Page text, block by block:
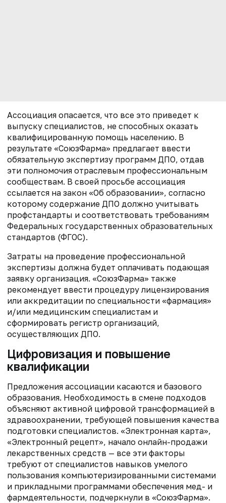
Ассоциация опасается, что все это приведет к
выпуску специалистов, не способных оказать
квалифицированную помощь населению. В
результате «СоюзФарма» предлагает ввести
обязательную экспертизу программ ДПО, отдав
эти полномочия отраслевым профессиональным
сообществам. В своей просьбе ассоциация
ссылается на закон «Об образовании», согласно
которому содержание ДПО должно учитывать
профстандарты и соответствовать требованиям
Федеральных государственных образовательных
стандартов (ФГОС).
Затраты на проведение профессиональной
экспертизы должна будет оплачивать подающая
заявку организация. «СоюзФарма» также
рекомендует ввести процедуру лицензирования
или аккредитации по специальности «фармация»
и/или медицинским специалистам и
сформировать регистр организаций,
осуществляющих ДПО.
Цифровизация и повышение
квалификации
Предложения ассоциации касаются и базового
образования. Необходимость в смене подходов
объясняют активной цифровой трансформацией в
здравоохранении, требующей повышения качества
подготовки специалистов. «Электронная карта»,
«Электронный рецепт», начало онлайн-продажи
лекарственных средств — все эти факторы
требуют от специалистов навыков умелого
пользования компьютеризированными системами
и прикладными программами обеспечения мед- и
фармдеятельности, подчеркнули в «СоюзФарма».